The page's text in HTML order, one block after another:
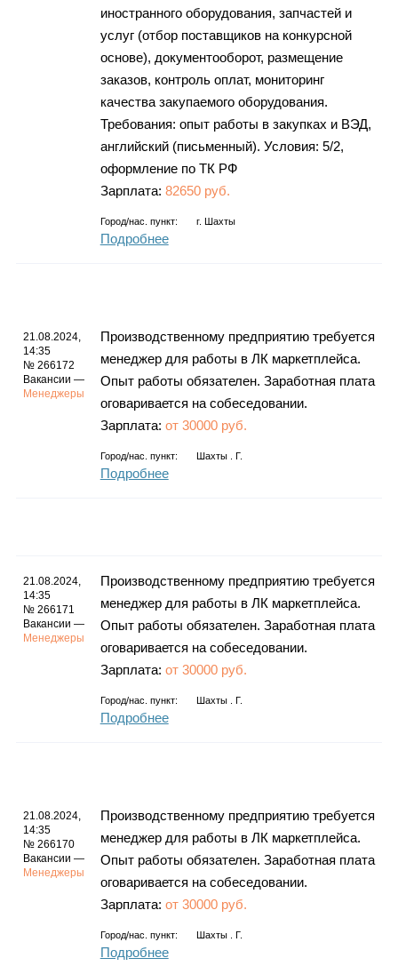
иностранного оборудования, запчастей и
услуг (отбор поставщиков на конкурсной
основе), документооборот, размещение
заказов, контроль оплат, мониторинг
качества закупаемого оборудования.
Требования: опыт работы в закупках и ВЭД,
английский (письменный). Условия: 5/2,
оформление по ТК РФ
Зарплата: 82650 руб.
Город/нас. пункт: г. Шахты
Подробнее
21.08.2024,
14:35
№ 266172
Вакансии —
Менеджеры
Производственному предприятию требуется
менеджер для работы в ЛК маркетплейса.
Опыт работы обязателен. Заработная плата
оговаривается на собеседовании.
Зарплата: от 30000 руб.
Город/нас. пункт: Шахты . Г.
Подробнее
21.08.2024,
14:35
№ 266171
Вакансии —
Менеджеры
Производственному предприятию требуется
менеджер для работы в ЛК маркетплейса.
Опыт работы обязателен. Заработная плата
оговаривается на собеседовании.
Зарплата: от 30000 руб.
Город/нас. пункт: Шахты . Г.
Подробнее
21.08.2024,
14:35
№ 266170
Вакансии —
Менеджеры
Производственному предприятию требуется
менеджер для работы в ЛК маркетплейса.
Опыт работы обязателен. Заработная плата
оговаривается на собеседовании.
Зарплата: от 30000 руб.
Город/нас. пункт: Шахты . Г.
Подробнее